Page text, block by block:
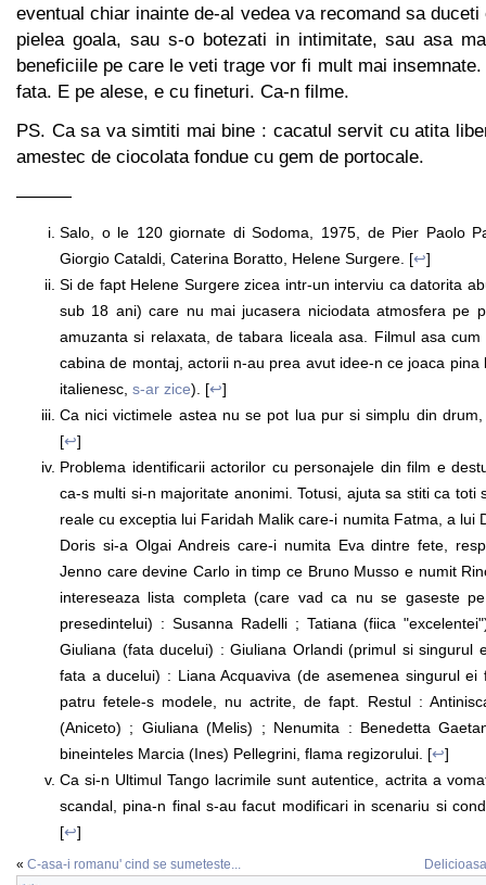
eventual chiar inainte de-al vedea va recomand sa
pielea goala, sau s-o botezati in intimitate, sau asa
beneficiile pe care le veti trage vor fi mult mai
fata. E pe alese, e cu fineturi. Ca-n filme.
PS. Ca sa va simtiti mai bine : cacatul servit cu atita
amestec de ciocolata fondue cu gem de portocale.
———
Salo, o le 120 giornate di Sodoma, 1975, de Pier Paolo
Giorgio Cataldi, Caterina Boratto, Helene Surgere. [↩]
Si de fapt Helene Surgere zicea intr-un interviu ca datorita
sub 18 ani) care nu mai jucasera niciodata atmosfera pe
amuzanta si relaxata, de tabara liceala asa. Filmul asa
cabina de montaj, actorii n-au prea avut idee-n ce joaca pina
italienesc, s-ar zice). [↩]
Ca nici victimele astea nu se pot lua pur si simplu din
[↩]
Problema identificarii actorilor cu personajele din film e
ca-s multi si-n majoritate anonimi. Totusi, ajuta sa stiti ca toti
reale cu exceptia lui Faridah Malik care-i numita Fatma, a lui
Doris si-a Olgai Andreis care-i numita Eva dintre fete,
Jenno care devine Carlo in timp ce Bruno Musso e numit
intereseaza lista completa (care vad ca nu se gaseste
presedintelui) : Susanna Radelli ; Tatiana (fiica
Giuliana (fata ducelui) : Giuliana Orlandi (primul si singurul
fata a ducelui) : Liana Acquaviva (de asemenea singurul ei
patru fetele-s modele, nu actrite, de fapt. Restul :
(Aniceto) ; Giuliana (Melis) ; Nenumita : Benedetta
bineinteles Marcia (Ines) Pellegrini, flama regizorului. [↩]
Ca si-n Ultimul Tango lacrimile sunt autentice, actrita a
scandal, pina-n final s-au facut modificari in scenariu si
[↩]
« C-asa-i romanu' cind se sumeteste...